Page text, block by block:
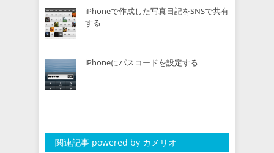
iPhoneで作成した写真日記をSNSで共有
する
iPhoneにパスコードを設定する
関連記事 powered by カメリオ